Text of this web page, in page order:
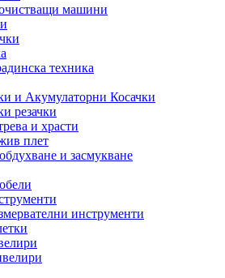
машини
техника
и Акумулаторни Косачки
резачки
и храсти
плет
и засмукване
инструменти